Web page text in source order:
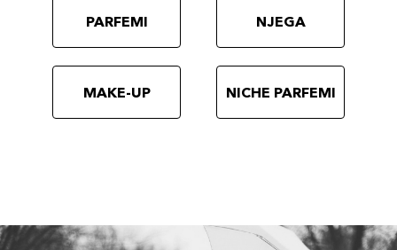
PARFEMI NJEGA
MAKE-UP NICHE PARFEMI